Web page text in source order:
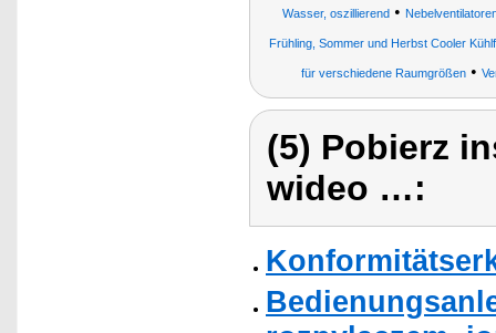
Wasser, oszillierend •
Frühling, Sommer und Herbst Cooler
für verschiedene Raumgrößen •
(5) Pobierz
wideo …: